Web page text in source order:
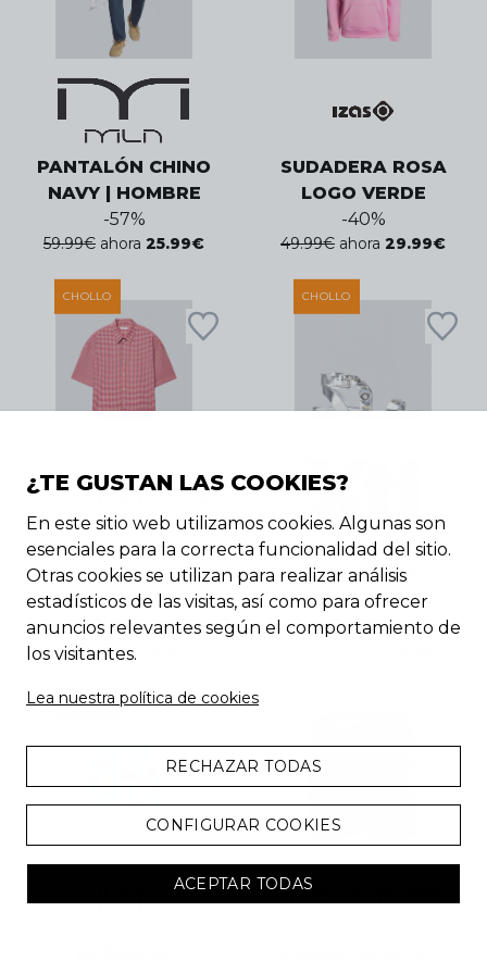
PANTALÓN CHINO
NAVY | HOMBRE
-57%
59.99€ ahora 25.99€
SUDADERA ROSA
LOGO VERDE
-40%
49.99€ ahora 29.99€
CHOLLO
CAMISA
ESTAMPADA |
HOMBRE
- 57%
22.99€ ahora
CHOLLO
SANDALIAS
PLATEADAS |
MUJER
-50%
CHOLLO
¿TE GUSTAN LAS COOKIES?
En este sitio web utilizamos cookies. Algunas son
esenciales para la correcta funcionalidad del sitio.
Otras cookies se utilizan para realizar análisis
estadísticos de las visitas, así como para ofrecer
anuncios relevantes según el comportamiento de
los visitantes.
Lea nuestra política de cookies
RECHAZAR TODAS
CONFIGURAR COOKIES
ACEPTAR TODAS